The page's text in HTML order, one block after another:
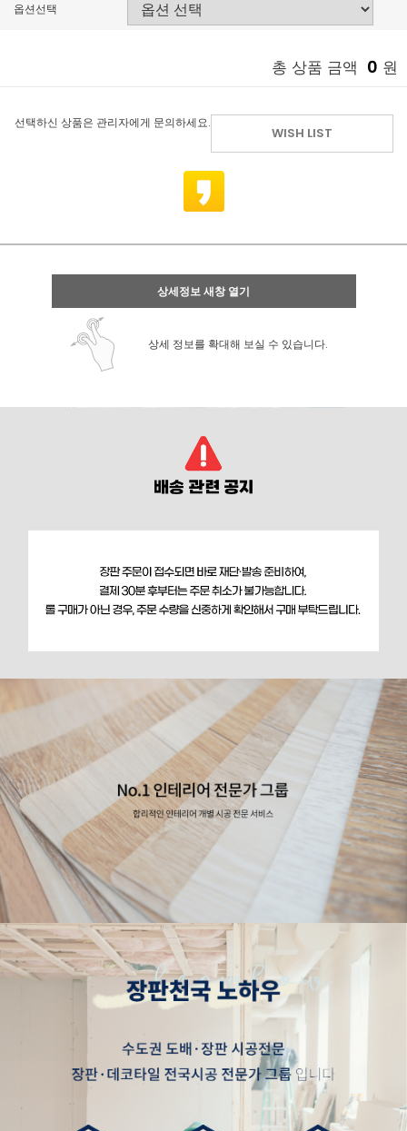
옵션선택
총 상품 금액 0 원
WISH LIST
선택하신 상품은 관리자에게 문의하세요.
상세정보 새창 열기
상세 정보를 확대해 보실 수 있습니다.